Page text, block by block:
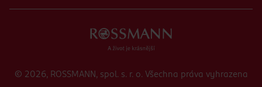
© 2026, ROSSMANN, spol. s. r. o. Všechna práva vyhrazena